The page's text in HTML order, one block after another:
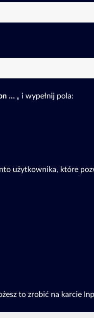
…„ i wypełnij pola:
użytkownika, które
to zrobić na karcie